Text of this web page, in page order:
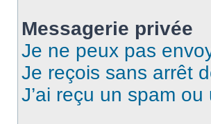
Messagerie privée
Je ne peux pas
Je reçois sans arrêt
J’ai reçu un spam